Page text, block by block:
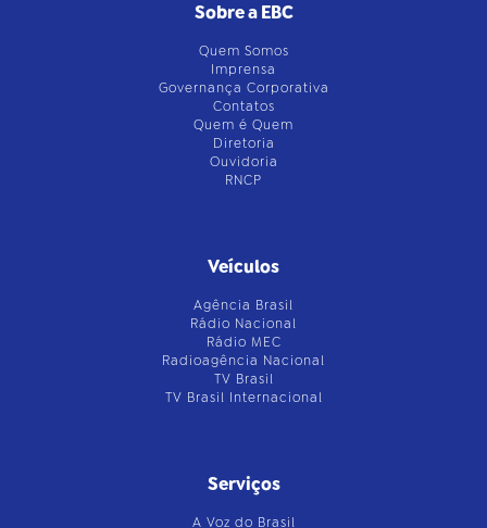
Sobre a EBC
Quem Somos
Imprensa
Governança Corporativa
Contatos
Quem é Quem
Diretoria
Ouvidoria
RNCP
Veículos
Agência Brasil
Rádio Nacional
Rádio MEC
Radioagência Nacional
TV Brasil
TV Brasil Internacional
Serviços
A Voz do Brasil